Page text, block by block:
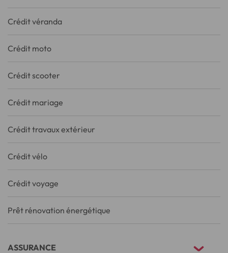
Crédit véranda
Crédit moto
Crédit scooter
Crédit mariage
Crédit travaux extérieur
Crédit vélo
Crédit voyage
Prêt rénovation énergétique
ASSURANCE